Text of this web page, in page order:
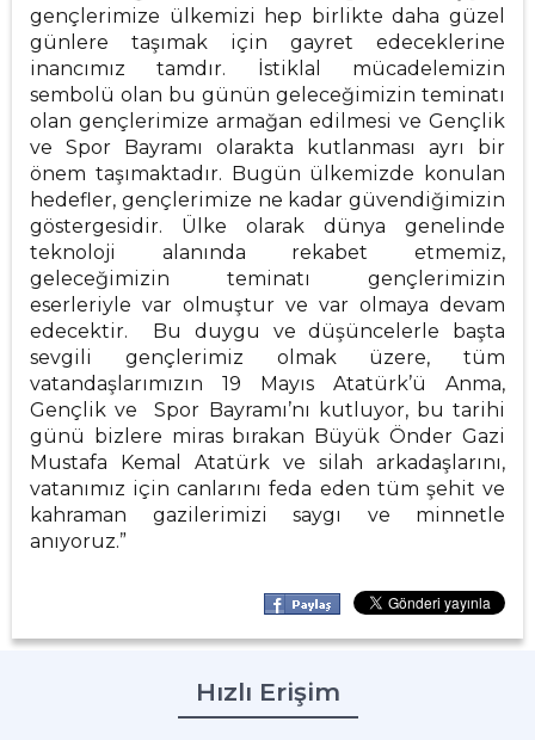
gençlerimize ülkemizi hep birlikte daha güzel
günlere taşımak için gayret edeceklerine
inancımız tamdır. İstiklal mücadelemizin
sembolü olan bu günün geleceğimizin teminatı
olan gençlerimize armağan edilmesi ve Gençlik
ve Spor Bayramı olarakta kutlanması ayrı bir
önem taşımaktadır. Bugün ülkemizde konulan
hedefler, gençlerimize ne kadar güvendiğimizin
göstergesidir. Ülke olarak dünya genelinde
teknoloji alanında rekabet etmemiz,
geleceğimizin teminatı gençlerimizin
eserleriyle var olmuştur ve var olmaya devam
edecektir. Bu duygu ve düşüncelerle başta
sevgili gençlerimiz olmak üzere, tüm
vatandaşlarımızın 19 Mayıs Atatürk’ü Anma,
Gençlik ve Spor Bayramı’nı kutluyor, bu tarihi
günü bizlere miras bırakan Büyük Önder Gazi
Mustafa Kemal Atatürk ve silah arkadaşlarını,
vatanımız için canlarını feda eden tüm şehit ve
kahraman gazilerimizi saygı ve minnetle
anıyoruz.”
Hızlı Erişim